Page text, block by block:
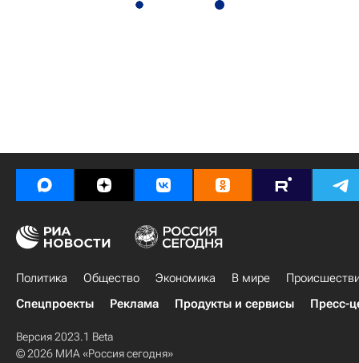
Политика Общество Экономика В мире
Спецпроекты
Реклама Продукты и сервисы Пресс-
Версия 2023.1 Beta
© 2026 МИА «Россия сегодня»